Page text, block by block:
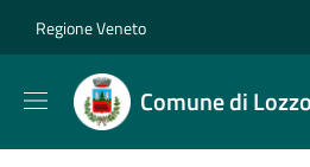
Regione Veneto
Comune di